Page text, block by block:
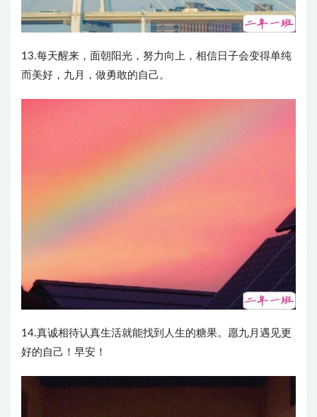
13.每天醒来，面朝阳光，努力向上，相信日子会变得单纯
而美好，九月，做勇敢的自己。
14.真诚相待认真生活就能找到人生的糖果。愿九月遇见更
好的自己！早安！